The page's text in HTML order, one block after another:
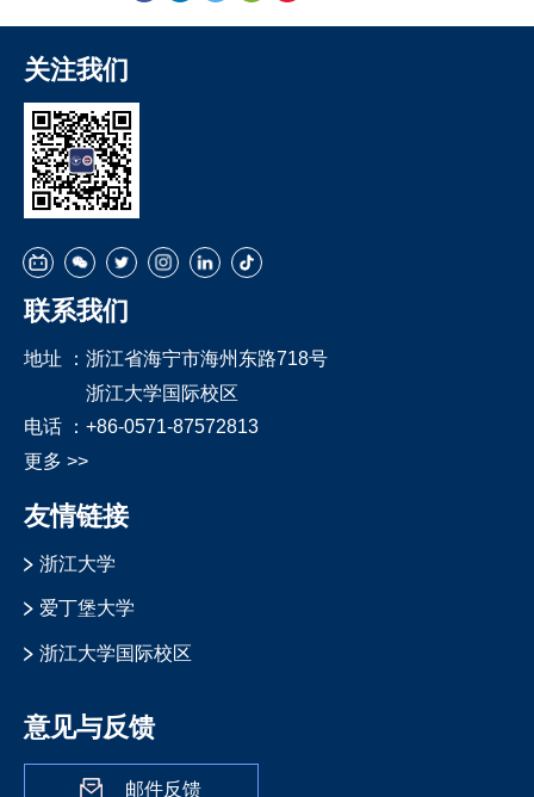
关注我们
联系我们
地址 ： 浙江省海宁市海州东路718号
浙江大学国际校区
电话 ： +86-0571-87572813
更多 >>
友情链接
浙江大学
爱丁堡大学
浙江大学国际校区
意见与反馈
邮件反馈